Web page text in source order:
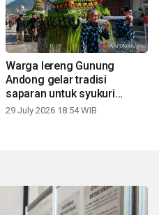
Warga lereng Gunung
Andong gelar tradisi
saparan untuk syukuri
panen
29 July 2026 18:54 WIB